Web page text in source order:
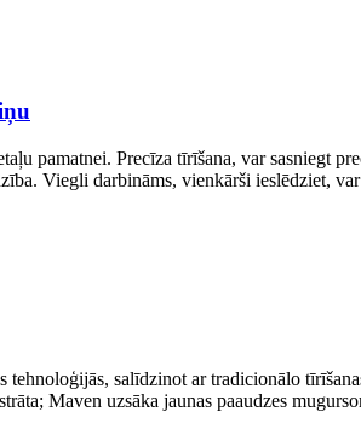
pamatnei. Precīza tīrīšana, var sasniegt
Viegli darbināms, vienkārši ieslēdziet,
tehnoloģijās, salīdzinot ar tradicionālo
Maven uzsāka jaunas paaudzes